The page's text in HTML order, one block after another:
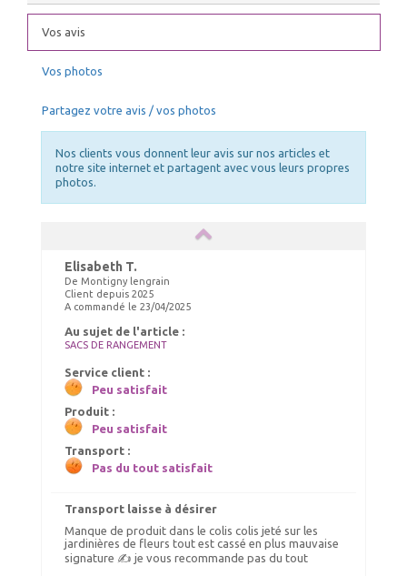
Vos avis
Vos photos
Partagez votre avis / vos photos
Nos clients vous donnent leur avis sur nos articles et
notre site internet et partagent avec vous leurs propres
photos.
Elisabeth T.
De Montigny lengrain
Client depuis 2025
A commandé le 23/04/2025
Au sujet de l'article :
SACS DE RANGEMENT
Service client :
Peu satisfait
Produit :
Peu satisfait
Transport :
Pas du tout satisfait
Transport laisse à désirer
Manque de produit dans le colis colis jeté sur les
jardinières de fleurs tout est cassé en plus mauvaise
signature ✍️ je vous recommande pas du tout